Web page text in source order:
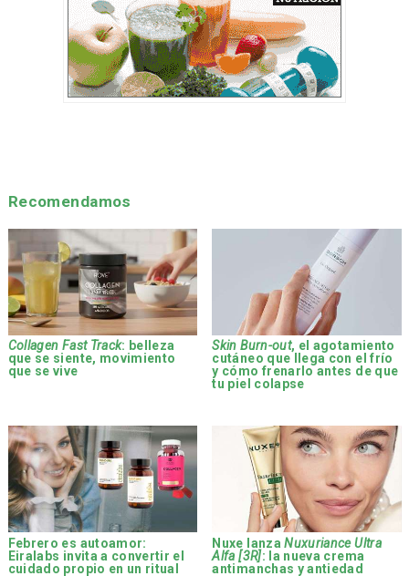
Recomendamos
Collagen Fast Track: belleza
que se siente, movimiento
que se vive
Skin Burn-out, el agotamiento
cutáneo que llega con el frío
y cómo frenarlo antes de que
tu piel colapse
Febrero es autoamor:
Eiralabs invita a convertir el
cuidado propio en un ritual
Nuxe lanzaNuxuriance Ultra
Alfa [3R]: la nueva crema
antimanchas y antiedad